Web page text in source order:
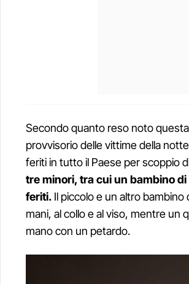
Secondo quanto reso noto
provvisorio delle vittime della
feriti in tutto il Paese per scoppio
tre minori, tra cui un bambino
feriti. Il piccolo e un altro
mani, al collo e al viso, mentre
mano con un petardo.